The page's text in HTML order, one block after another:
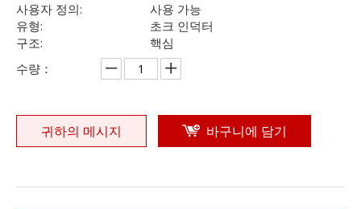
사용자 정의:
사용 가능
유형:
초크 인덕터
구조:
핵심
수량：
귀하의 메시지 바구니에 담기